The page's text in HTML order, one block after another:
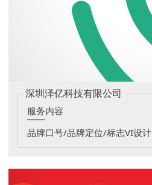
深圳泽亿科技有限公司
服务内容
品牌口号/品牌定位/标志VI设计